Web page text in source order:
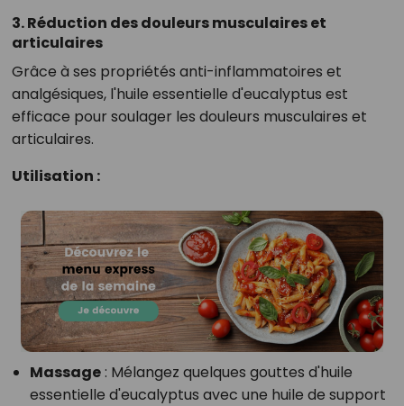
3. Réduction des douleurs musculaires et
articulaires
Grâce à ses propriétés anti-inflammatoires et
analgésiques, l'huile essentielle d'eucalyptus est
efficace pour soulager les douleurs musculaires et
articulaires.
Utilisation :
Massage: Mélangez quelques gouttes d'huile
essentielle d'eucalyptus avec une huile de support